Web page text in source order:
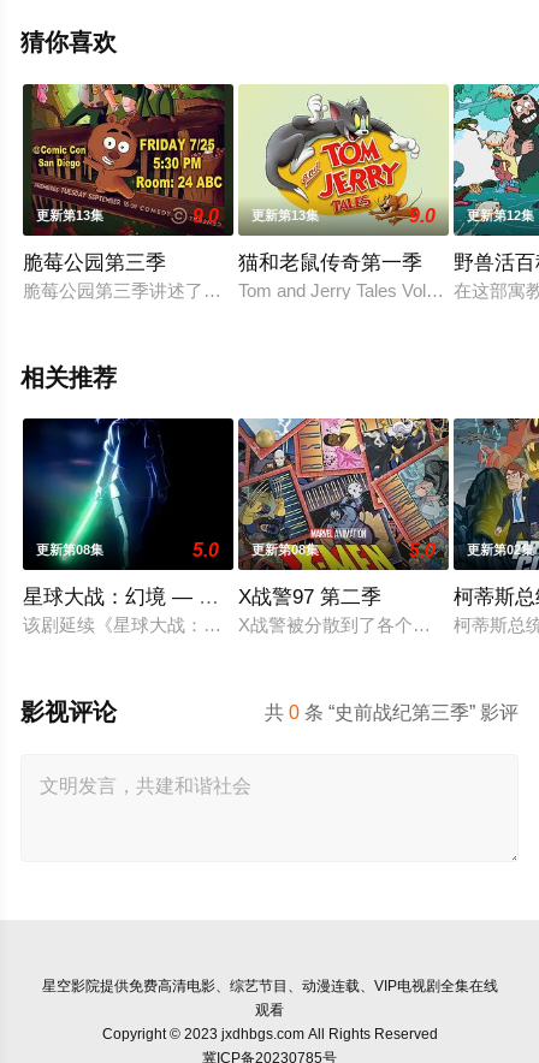
漫、电视猫或剧情网等平台了解。
猜你喜欢
更新第13集 9.0
脆莓公园第三季
脆莓公园第三季讲述了一群国家公园森林管理员遭遇的种种倒
更新第13集 9.0
猫和老鼠传奇第一季
Tom and Jerry Tales Volume Five
更新第12集
野兽活
在这部寓
相关推荐
更新第08集 5.0
星球大战：幻境 — 第九个绝地武士
该剧延续《星球大战：幻境》的世界观，见证绝地武士崭新篇章
更新第08集 5.0
X战警97 第二季
X战警被分散到了各个时间线，从过
更新第02集
柯蒂斯
柯蒂斯总
共0 条 “史前战纪第三季” 影评
影视评论
星空影院提供免费高清电影、综艺节目、动漫连载、VIP电视剧全集在线
观看
Copyright © 2023 jxdhbgs.com All Rights Reserved
冀ICP备20230785号